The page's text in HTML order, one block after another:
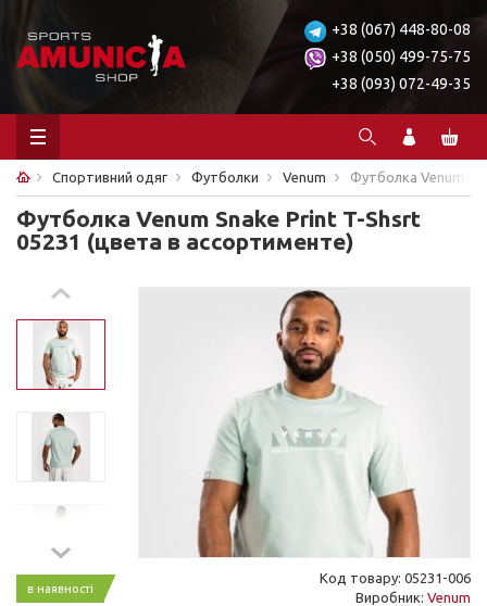
+38 (067) 448-80-08
+38 (050) 499-75-75
+38 (093) 072-49-35
Спортивний одяг Футболки Venum Футболка Venum
Футболка Venum Snake Print T-Shsrt
05231 (цвета в ассортименте)
в наявності
Код товару: 05231-006
Виробник: Venum